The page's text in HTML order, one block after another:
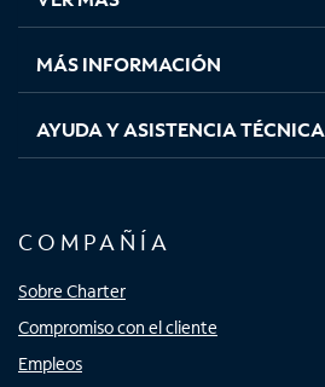
nuevanuevanuevanueva
MÁS INFORMACIÓN
AYUDA Y ASISTENCIA TÉCNICA
COMPAÑÍA
Sobre Charter
Compromiso con el cliente
Empleos